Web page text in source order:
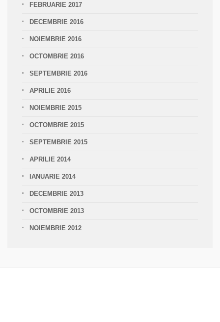
FEBRUARIE 2017
DECEMBRIE 2016
NOIEMBRIE 2016
OCTOMBRIE 2016
SEPTEMBRIE 2016
APRILIE 2016
NOIEMBRIE 2015
OCTOMBRIE 2015
SEPTEMBRIE 2015
APRILIE 2014
IANUARIE 2014
DECEMBRIE 2013
OCTOMBRIE 2013
NOIEMBRIE 2012